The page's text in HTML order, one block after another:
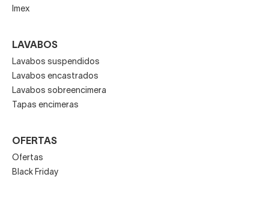
Imex
LAVABOS
Lavabos suspendidos
Lavabos encastrados
Lavabos sobreencimera
Tapas encimeras
OFERTAS
Ofertas
Black Friday